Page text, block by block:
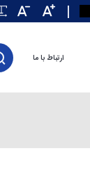
ارتباط با ما